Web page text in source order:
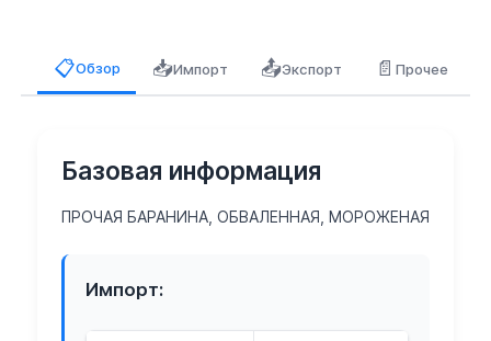
📋Обзор 📥Импорт 📤Экспорт 📄Прочее
Базовая информация
ПРОЧАЯ БАРАНИНА, ОБВАЛЕННАЯ, МОРОЖЕНАЯ
Импорт: